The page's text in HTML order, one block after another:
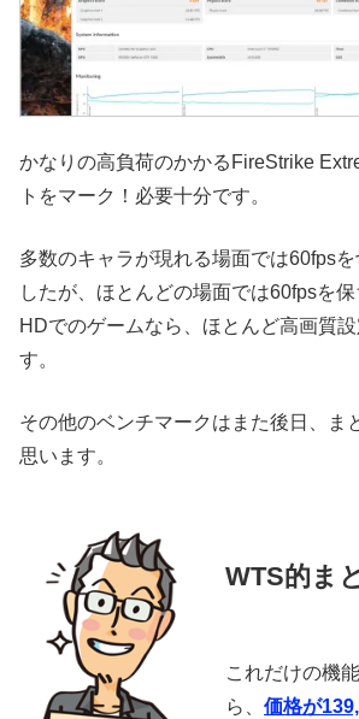
かなりの高負荷のかかるFireStrike
トをマーク！必要十分です。
多数のキャラが現れる場面では60fps
したが、ほとんどの場面では60fpsを
HDでのゲームなら、ほとんど高画質
す。
その他のベンチマークはまた後日、ま
思います。
WTS的ま
これだけの機
ら、 価格が